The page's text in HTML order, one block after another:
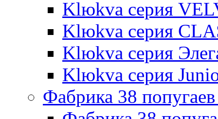
Klюkva серия
Klюkva серия
Klюkva серия
Klюkva серия
Фабрика 38